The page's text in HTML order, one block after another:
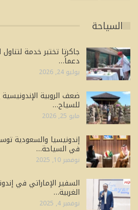
السياحة
جاكرتا تختبر خدمة
دعماً…
يوليو 24, 2026
ضعف الروبية
للسياح…
مايو 25, 2026
إندونيسيا والسعودية
في السياحة…
نوفمبر 10, 2025
السفير الإماراتي في
الغربية…
نوفمبر 4, 2025